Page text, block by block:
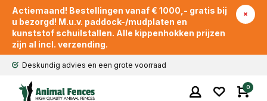
Actiemaand! Bestellingen vanaf € 1000,- gratis bij
u bezorgd! M.u.v. paddock-/mudplaten en
kunststof schuilstallen. Alle kippenhokken prijzen
zijn al incl. verzending.
Deskundig advies en een grote voorraad
0